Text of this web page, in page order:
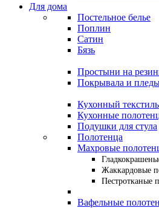
Для дома
Постельное белье
Поплин
Сатин
Бязь
Простыни на
Покрывала и
Кухонный текстиль
Кухонные
Подушки для стула
Полотенца
Махровые
Жаккардовые
Пестротканые
Вафельные